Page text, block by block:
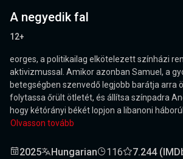
A negyedik fal
12+
eorges, a politikailag elkötelezett színházi
aktivizmussal. Amikor azonban Samuel, a
betegségben szenvedő legjobb barátja arra
folytassa őrült ötletét, és állítsa színpadra
hogy kétórányi békét lopjon a libanoni
Olvasson tovább
2025 Hungarian 116 7.244